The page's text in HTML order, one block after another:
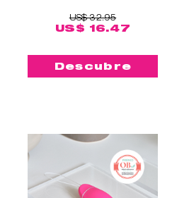
US$ 32.95
US$ 16.47
Descubre